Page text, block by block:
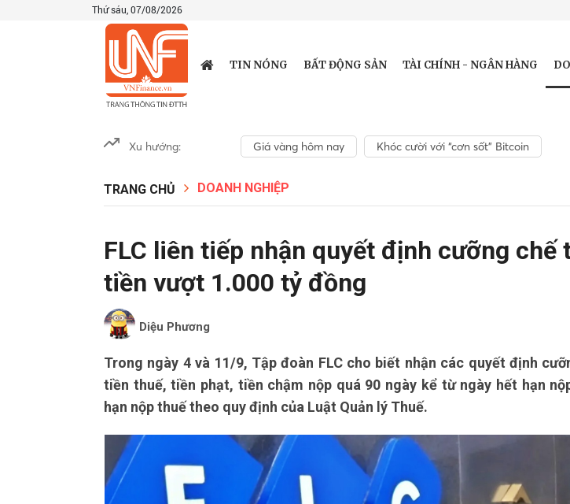
Thứ sáu, 07/08/2026
TIN NÓNG BẤT ĐỘNG SẢN TÀI CHÍNH - NGÂN HÀNG
Xu hướng: Giá vàng hôm nay Khóc cười với “cơn sốt” Bitcoin
TRANG CHỦ DOANH NGHIỆP
FLC liên tiếp nhận quyết định cưỡng chế
tiền vượt 1.000 tỷ đồng
Diệu Phương
Trong ngày 4 và 11/9, Tập đoàn FLC cho biết nhận các quyết định
tiền thuế, tiền phạt, tiền chậm nộp quá 90 ngày kể từ ngày hết hạn
hạn nộp thuế theo quy định của Luật Quản lý Thuế.